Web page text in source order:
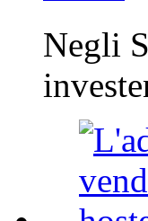
Negli